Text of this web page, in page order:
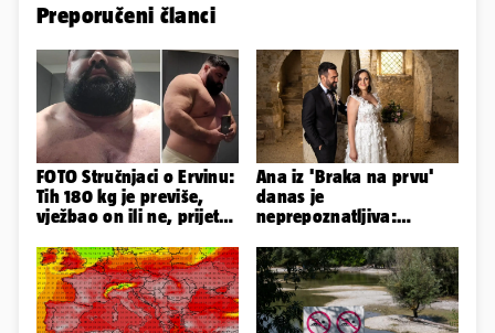
Preporučeni članci
FOTO Stručnjaci o Ervinu:
Tih 180 kg je previše,
vježbao on ili ne, prijete
Ana iz 'Braka na prvu'
danas je
neprepoznatljiva:
ovako sad izgleda